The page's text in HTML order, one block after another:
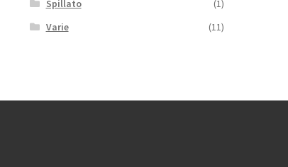
Spillato
(1)
Varie
(11)